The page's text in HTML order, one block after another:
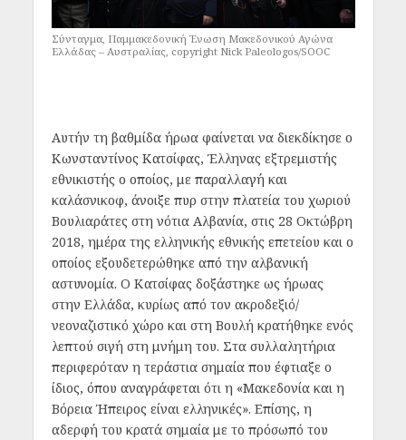
Σύνταγμα, Παμμακεδονική Ένωση Μακεδονικού Αγώνα
Ελλάδας – Αυστραλίας, copyright Nick Paleologos/SOOC
Αυτήν τη βαθμίδα ήρωα φαίνεται να διεκδίκησε ο
Κωνσταντίνος Κατσίφας, Έλληνας εξτρεμιστής
εθνικιστής ο οποίος, με παραλλαγή και
καλάσνικοφ, άνοιξε πυρ στην πλατεία του χωριού
Βουλιαράτες στη νότια Αλβανία, στις 28 Οκτώβρη
2018, ημέρα της ελληνικής εθνικής επετείου και ο
οποίος εξουδετερώθηκε από την αλβανική
αστυνομία. Ο Κατσίφας δοξάστηκε ως ήρωας
στην Ελλάδα, κυρίως από τον ακροδεξιό/
νεοναζιστικό χώρο και στη Βουλή κρατήθηκε ενός
λεπτού σιγή στη μνήμη του. Στα συλλαλητήρια
περιφερόταν η τεράστια σημαία που έφτιαξε ο
ίδιος, όπου αναγράφεται ότι η «Μακεδονία και η
Βόρεια Ήπειρος είναι ελληνικές». Επίσης, η
αδερφή του κρατά σημαία με το πρόσωπό του